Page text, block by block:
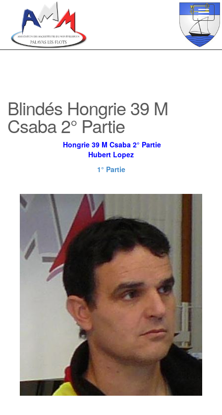
Blindés Hongrie 39 M
Csaba 2° Partie
Hongrie 39 M Csaba 2° Partie
Hubert Lopez
1° Partie